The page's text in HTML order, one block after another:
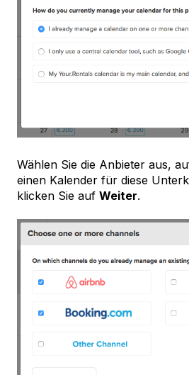
Wählen Sie die Anbieter aus,
einen Kalender für diese
klicken Sie auf Weiter.